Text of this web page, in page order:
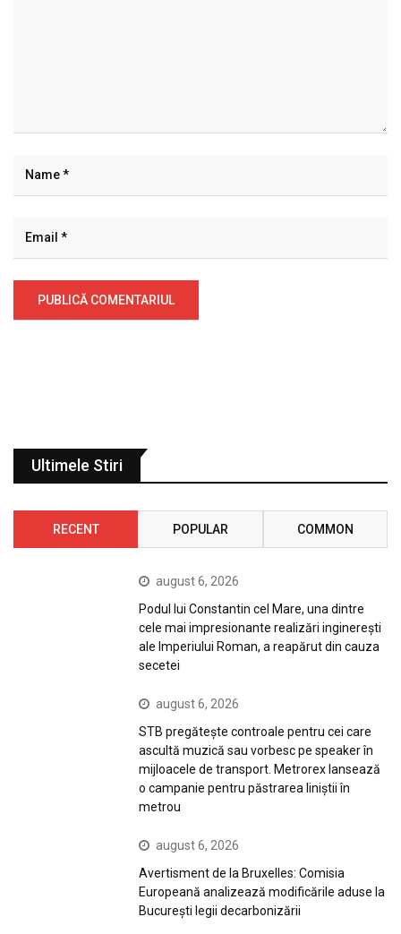
Ultimele Stiri
RECENT POPULAR COMMON
august 6, 2026
Podul lui Constantin cel Mare, una dintre
cele mai impresionante realizări inginerești
ale Imperiului Roman, a reapărut din cauza
secetei
august 6, 2026
STB pregătește controale pentru cei care
ascultă muzică sau vorbesc pe speaker în
mijloacele de transport. Metrorex lansează
o campanie pentru păstrarea liniștii în
metrou
august 6, 2026
Avertisment de la Bruxelles: Comisia
Europeană analizează modificările aduse la
București legii decarbonizării